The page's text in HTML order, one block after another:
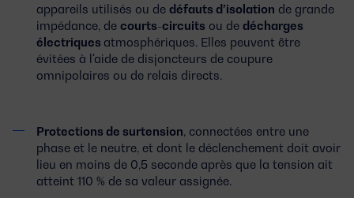
appareils utilisés ou de défauts d’isolation de grande
impédance, de courts-circuits ou de décharges
électriques atmosphériques. Elles peuvent être
évitées à l'aide de disjoncteurs de coupure
omnipolaires ou de relais directs.
Protections de surtension , connectées entre une
phase et le neutre, et dont le déclenchement doit avoir
lieu en moins de 0,5 seconde après que la tension ait
atteint 110 % de sa valeur assignée.